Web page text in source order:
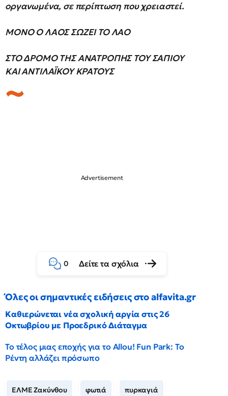
οργανωμένα, σε περίπτωση που χρειαστεί.
ΜΟΝΟ Ο ΛΑΟΣ ΣΩΖΕΙ ΤΟ ΛΑΟ
ΣΤΟ ΔΡΟΜΟ ΤΗΣ ΑΝΑΤΡΟΠΗΣ ΤΟΥ ΣΑΠΙΟΥ
ΚΑΙ ΑΝΤΙΛΑΪΚΟΥ ΚΡΑΤΟΥΣ
0 Δείτε τα σχόλια
Όλες οι σημαντικές ειδήσεις στο alfavita.gr
Καθιερώνεται νέα σχολική αργία στις 26
Οκτωβρίου με Προεδρικό Διάταγμα
Το τέλος μιας εποχής για το Allou! Fun Park: Το
Ρέντη αλλάζει πρόσωπο
ΕΛΜΕ Ζακύνθου φωτιά πυρκαγιά